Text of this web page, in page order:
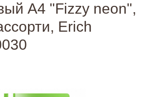
А4 "Fizzy neon",
Erich